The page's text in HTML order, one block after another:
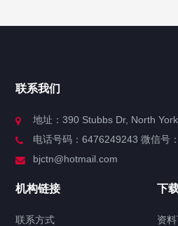
服务分类
签署类文件海牙认证程序费用
联系我们
地址：390 Stubbs Dr, North
电话号码：6476249243 微信号
bjctn@hotmail.com
机构链接
联系方式
下
资